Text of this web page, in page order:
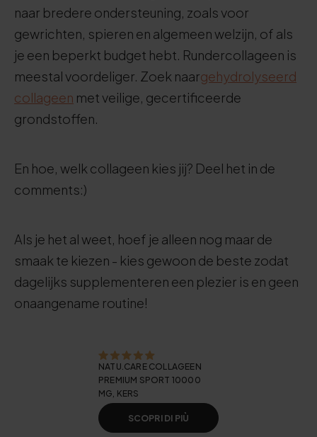
naar bredere ondersteuning, zoals voor
gewrichten, spieren en algemeen welzijn, of als
je een beperkt budget hebt. Rundercollageen is
meestal voordeliger. Zoek naargehydrolyseerd
collageen met veilige, gecertificeerde
grondstoffen.
En hoe, welk collageen kies jij? Deel het in de
comments:)
Als je het al weet, hoef je alleen nog maar de
smaak te kiezen - kies gewoon de beste zodat
dagelijks supplementeren een plezier is en geen
onaangename routine!
NATU.CARE COLLAGEEN
PREMIUM SPORT 10000
MG, KERS
SCOPRI DI PIÙ